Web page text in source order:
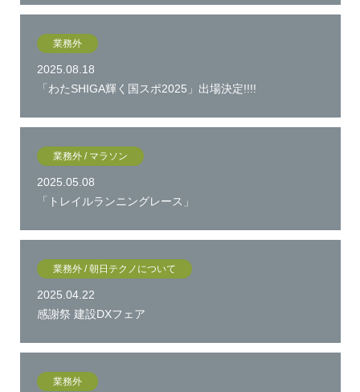
業務外
2025.08.18
「わたSHIGA輝く国スポ2025」出場決定!!!!
業務外 / マラソン
2025.05.08
「トレイルランニングレース」
業務外 / 朝日テクノについて
2025.04.22
感謝祭 建設DXフェア
業務外